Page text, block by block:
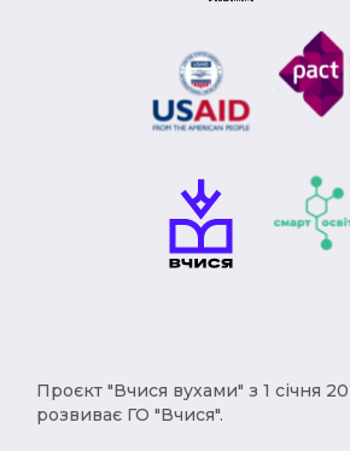
Проєкт "Вчися вухами" з 1 січня
розвиває ГО "Вчися".